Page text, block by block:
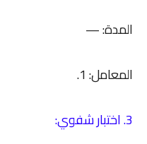
المدة: —
المعامل: 1.
3. اختبار شفوي: